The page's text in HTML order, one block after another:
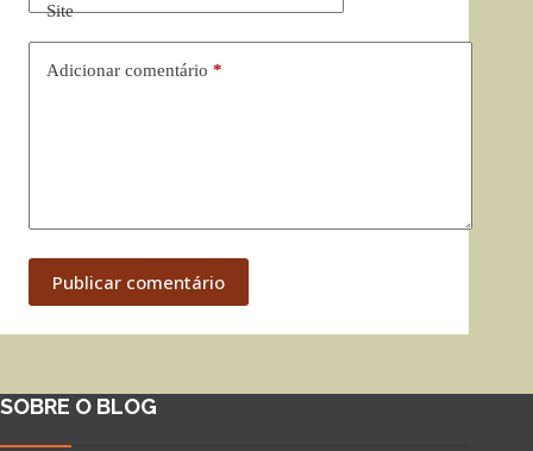
Site
Adicionar comentário *
Publicar comentário
SOBRE O BLOG